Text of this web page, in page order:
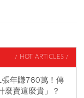
/ HOT ARTICLES /
張年賺760萬！傳
麼賣這麼貴」？